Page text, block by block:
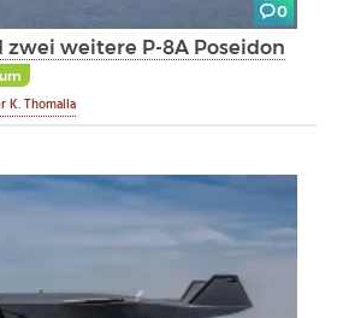
0
weitere P-8A Poseidon
K. Thomalla